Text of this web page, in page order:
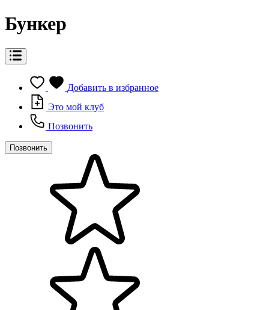
Бункер
Добавить в избранное
Это мой клуб
Позвонить
Позвонить